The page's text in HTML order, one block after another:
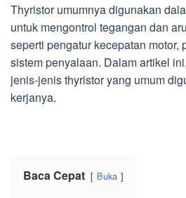
Thyristor umumnya digunakan
untuk mengontrol tegangan dan
seperti pengatur kecepatan motor,
sistem penyalaan. Dalam artikel
jenis-jenis thyristor yang umum
kerjanya.
Baca Cepat Buka